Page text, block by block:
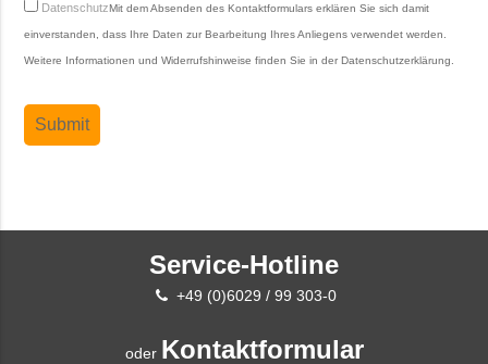
DatenschutzMit dem Absenden des Kontaktformulars erklären Sie sich damit
einverstanden, dass Ihre Daten zur Bearbeitung Ihres Anliegens verwendet werden.
Weitere Informationen und Widerrufshinweise finden Sie in derDatenschutzerklärung
Service-Hotline
+49 (0)6029 / 99 303-0
oder Kontaktformular